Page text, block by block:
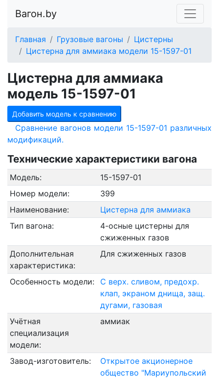
Вагон.by
Главная Грузовые вагоны
Цистерны
Цистерна для аммиака модели 15-1597-01
Цистерна для аммиака
модель 15-1597-01
Добавить модель к сравнению
Сравнение вагонов модели 15-1597-01 различных
модификаций.
Технические характеристики вагона
Модель:
15-1597-01
Номер модели:
399
Наименование:
Цистерна для аммиака
Тип вагона:
4-осные цистерны для
сжиженных газов
Дополнительная
характеристика:
Для сжиженных газов
Особенность модели:
С верх. сливом, предохр.
клап, экраном днища, защ.
дугами, газовая
Учётная
специализация
модели:
аммиак
Завод-изготовитель:
Открытое акционерное
общество "Мариупольский